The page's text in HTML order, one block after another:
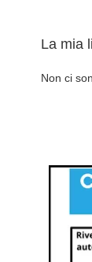
La mia
Non ci